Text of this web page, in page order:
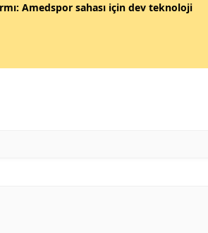
Amedspor sahası için dev teknoloji